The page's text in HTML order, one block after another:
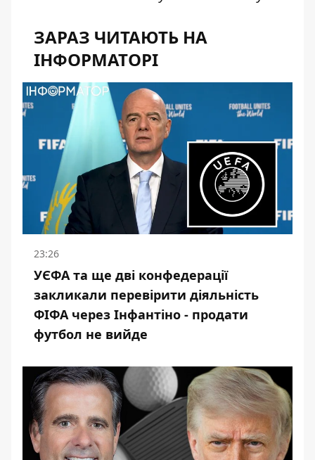
ЗАРАЗ ЧИТАЮТЬ НА
ІНФОРМАТОРІ
23:26
УЄФА та ще дві конфедерації
закликали перевірити діяльність
ФІФА через Інфантіно - продати
футбол не вийде